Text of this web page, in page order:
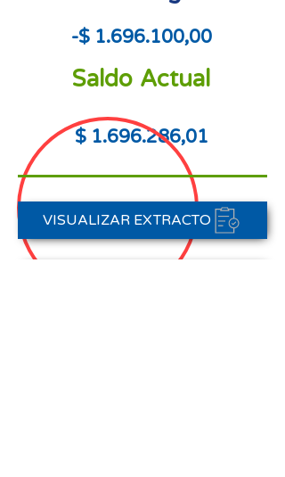
-$ 1.696.100,00
Saldo Actual
$ 1.696.286,01
VISUALIZAR EXTRACTO